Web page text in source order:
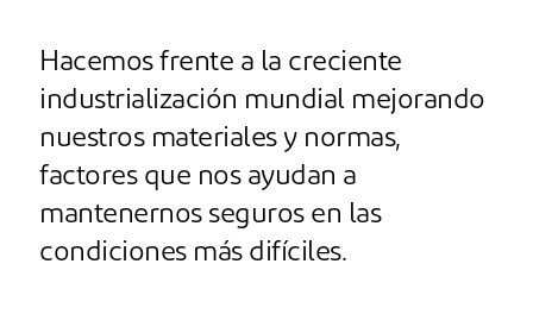
Hacemos frente a la creciente
industrialización mundial mejorando
nuestros materiales y normas,
factores que nos ayudan a
mantenernos seguros en las
condiciones más difíciles.